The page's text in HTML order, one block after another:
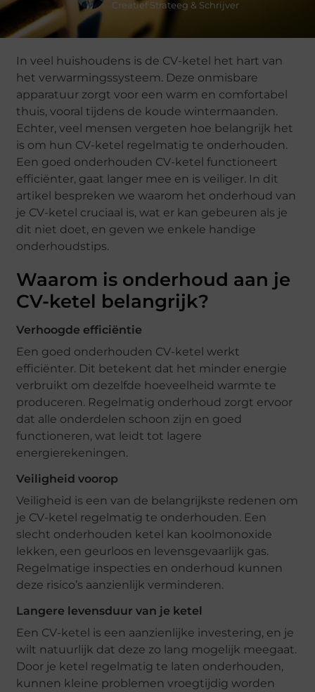
Creatief Strateeg & Schrijver
In veel huishoudens is de CV-ketel het hart van
het verwarmingssysteem. Deze onmisbare
apparatuur zorgt voor een warm en comfortabel
thuis, vooral tijdens de koude wintermaanden.
Echter, veel mensen vergeten hoe belangrijk het
is om hun CV-ketel regelmatig te onderhouden.
Een goed onderhouden CV-ketel functioneert
efficiënter, gaat langer mee en is veiliger. In dit
artikel bespreken we waarom het onderhoud van
je CV-ketel cruciaal is, wat er kan gebeuren als je
dit niet doet, en geven we enkele handige
onderhoudstips.
Waarom is onderhoud aan je
CV-ketel belangrijk?
Verhoogde efficiëntie
Een goed onderhouden CV-ketel werkt
efficiënter. Dit betekent dat het minder energie
verbruikt om dezelfde hoeveelheid warmte te
produceren. Regelmatig onderhoud zorgt ervoor
dat alle onderdelen schoon zijn en goed
functioneren, wat leidt tot lagere
energierekeningen.
Veiligheid voorop
Veiligheid is een van de belangrijkste redenen om
je CV-ketel regelmatig te onderhouden. Een
slecht onderhouden ketel kan koolmonoxide
lekken, een geurloos en levensgevaarlijk gas.
Regelmatige inspecties en onderhoud kunnen
deze risico’s aanzienlijk verminderen.
Langere levensduur van je ketel
Een CV-ketel is een aanzienlijke investering, en je
wilt natuurlijk dat deze zo lang mogelijk meegaat.
Door je ketel regelmatig te laten onderhouden,
kunnen kleine problemen vroegtijdig worden